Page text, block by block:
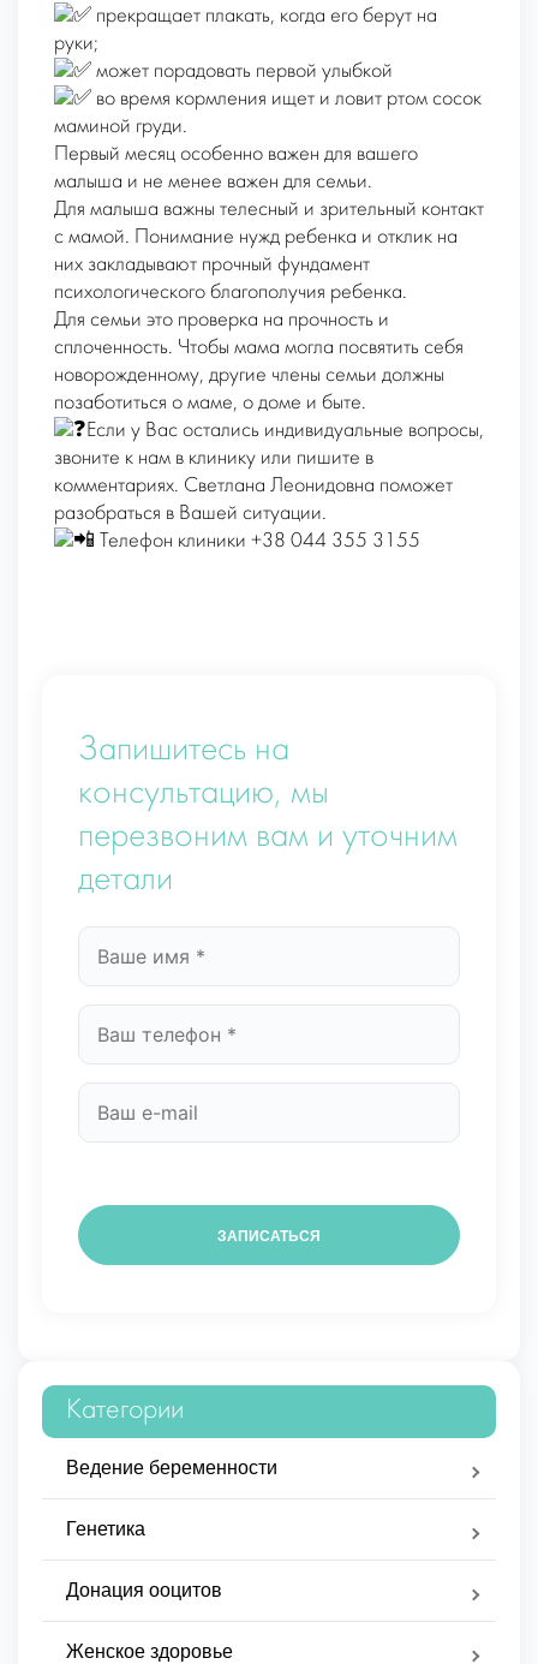
прекращает плакать, когда его берут на
руки;
может порадовать первой улыбкой
во время кормления ищет и ловит ртом сосок
маминой груди.
Первый месяц особенно важен для вашего
малыша и не менее важен для семьи.
Для малыша важны телесный и зрительный контакт
с мамой. Понимание нужд ребенка и отклик на
них закладывают прочный фундамент
психологического благополучия ребенка.
Для семьи это проверка на прочность и
сплоченность. Чтобы мама могла посвятить себя
новорожденному, другие члены семьи должны
позаботиться о маме, о доме и быте.
Если у Вас остались индивидуальные вопросы,
звоните к нам в клинику или пишите в
комментариях. Светлана Леонидовна поможет
разобраться в Вашей ситуации.
Телефон клиники +38 044 355 3155
Запишитесь на
консультацию, мы
перезвоним вам и уточним
детали
Категории
Ведение беременности
Генетика
Донация ооцитов
Женское здоровье